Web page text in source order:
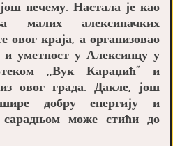
нечему. Настала је као
малих алексиначких
овог краја, а организовао
и уметност у Алексинцу у
,,Вук Караџић“ и
овог града. Дакле, још
добру енергију и
сарадњом може стићи до